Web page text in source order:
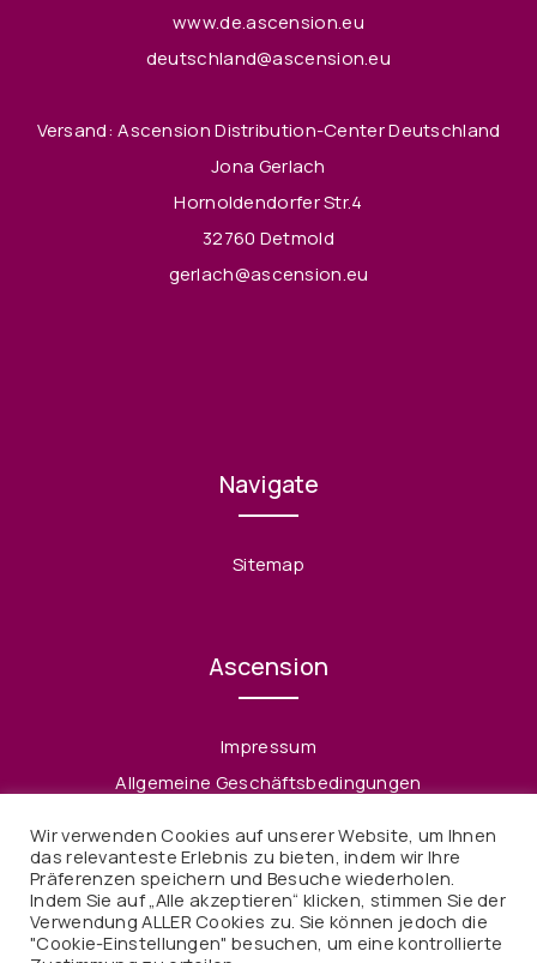
www.de.ascension.eu
deutschland@ascension.eu
Versand: Ascension Distribution-Center Deutschland
Jona Gerlach
Hornoldendorfer Str.4
32760 Detmold
gerlach@ascension.eu
Navigate
Sitemap
Ascension
Impressum
Allgemeine Geschäftsbedingungen
Widerruf
Wir verwenden Cookies auf unserer Website, um Ihnen
das relevanteste Erlebnis zu bieten, indem wir Ihre
Präferenzen speichern und Besuche wiederholen.
Indem Sie auf „Alle akzeptieren“ klicken, stimmen Sie der
Verwendung ALLER Cookies zu. Sie können jedoch die
"Cookie-Einstellungen" besuchen, um eine kontrollierte